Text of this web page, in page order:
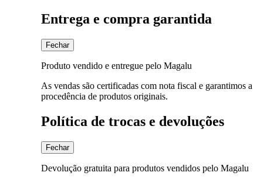
Entrega e compra garantida
Fechar
Produto vendido e entregue pelo Magalu
As vendas são certificadas com nota fiscal e garantimos a
procedência de produtos originais.
Política de trocas e devoluções
Fechar
Devolução gratuita para produtos vendidos pelo Magalu